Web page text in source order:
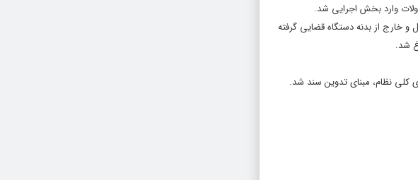
وارد بخش اجرایی شد.
خارج از بدنه دستگاه قضایی گرفته
شد.
نظام، مبنای تدوین سند شد.